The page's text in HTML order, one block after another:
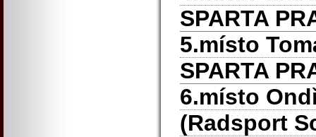
SPARTA
5.místo
SPARTA
6.místo
(Radsport